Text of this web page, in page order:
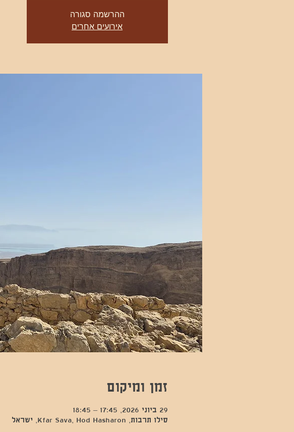
ההרשמה סגורה
אירועים אחרים
זמן ומיקום
29 ביוני 2026, 17:45 – 18:45
סילו תרבות, Kfar Sava, Hod Hasharon, ישראל